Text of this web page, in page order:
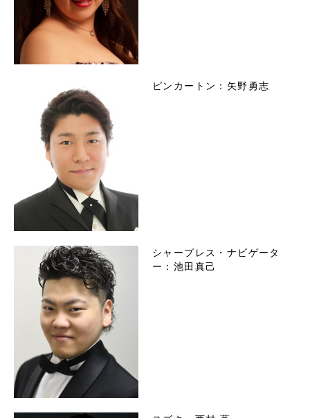
ピンカートン：矢野勇志
シャープレス・ナビゲータ
ー：池田真己